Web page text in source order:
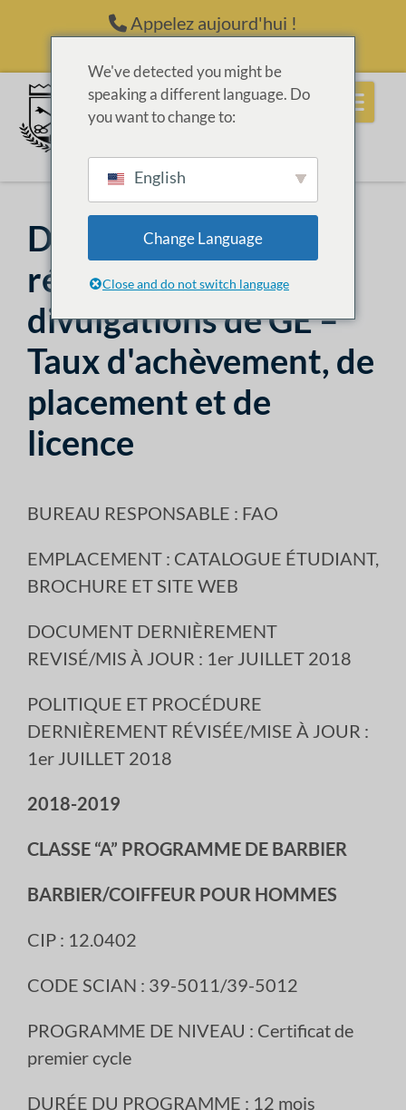
Passer au contenuAppelez aujourd'hui !
Données sur les
résultats des
divulgations de GE –
Taux d'achèvement, de
placement et de
licence
BUREAU RESPONSABLE : FAO
EMPLACEMENT : CATALOGUE ÉTUDIANT,
BROCHURE ET SITE WEB
DOCUMENT DERNIÈREMENT
REVISÉ/MIS À JOUR : 1er JUILLET 2018
POLITIQUE ET PROCÉDURE
DERNIÈREMENT RÉVISÉE/MISE À JOUR :
1er JUILLET 2018
2018-2019
CLASSE “A” PROGRAMME DE BARBIER
BARBIER/COIFFEUR POUR HOMMES
CIP : 12.0402
CODE SCIAN : 39-5011/39-5012
PROGRAMME DE NIVEAU : Certificat de
premier cycle
DURÉE DU PROGRAMME : 12 mois
We've detected you might be
speaking a different language. Do
you want to change to:
English
Change Language
Close and do not switch language